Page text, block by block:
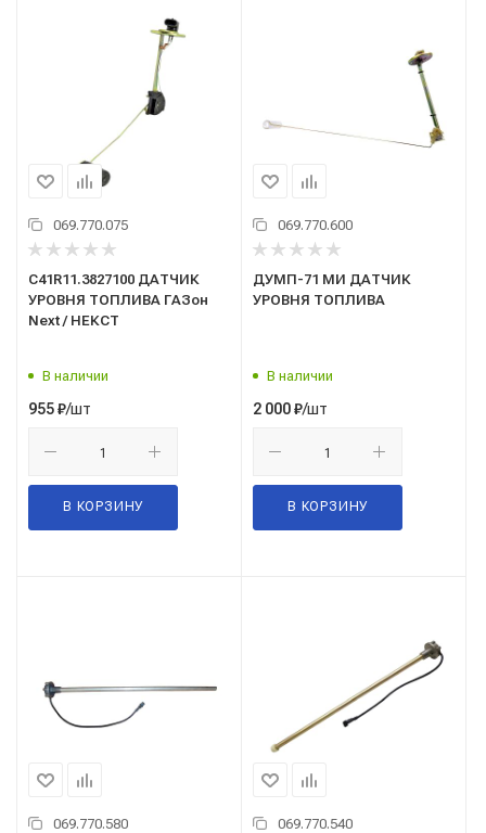
069.770.075
C41R11.3827100 ДАТЧИК
УРОВНЯ ТОПЛИВА ГАЗон
Next / НЕКСТ
В наличии
955₽/шт
В КОРЗИНУ
069.770.600
ДУМП-71 МИ ДАТЧИК
УРОВНЯ ТОПЛИВА
В наличии
2 000₽/шт
В КОРЗИНУ
069.770.580 069.770.540